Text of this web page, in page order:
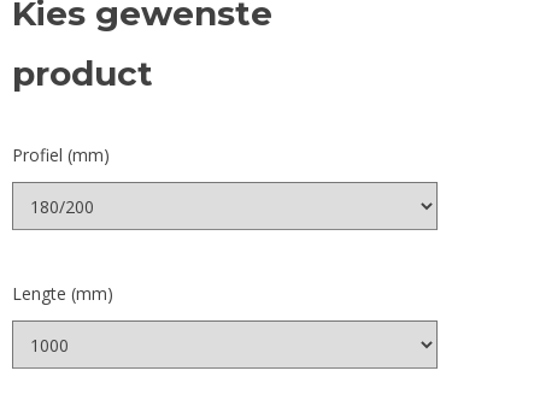
Kies gewenste
product
Profiel (mm)
Lengte (mm)